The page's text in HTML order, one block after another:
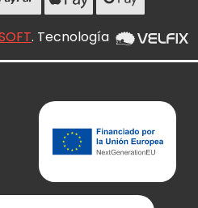
. Tecnología